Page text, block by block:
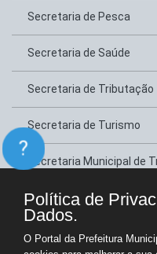
?
Secretaria de Pesca
Secretaria de Saúde
Secretaria de Tributação
Secretaria de Turismo
Secretaria Municipal de
Secretário de Esportes,
Tesouraria
Política de
Dados.
O Portal da Prefeitura